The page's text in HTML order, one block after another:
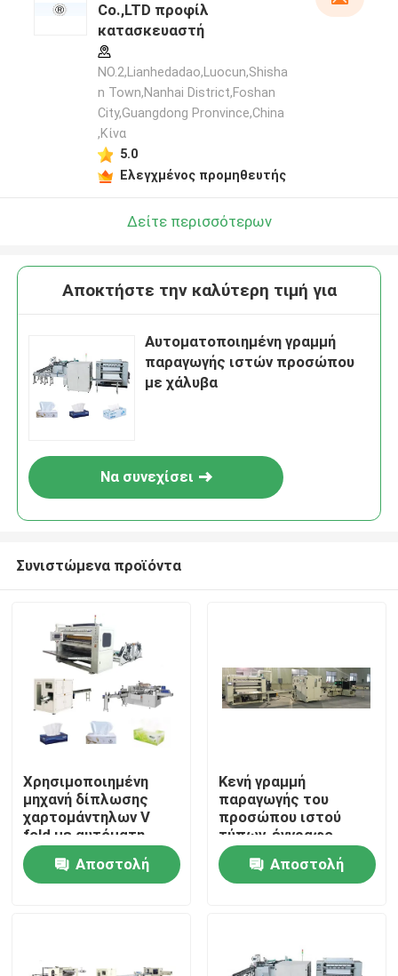
Σπίτι
Σχετικά με εμάς
Co.,LTD προφίλ
κατασκευαστή
NO.2,Lianhedadao,Luocun,Shisha
n Town,Nanhai District,Foshan
City,Guangdong Pronvince,China
,Κίνα
5.0
Ελεγχμένος προμηθευτής
Δείτε περισσότερων
Αποκτήστε την καλύτερη τιμή για
Αυτοματοποιημένη γραμμή
παραγωγής ιστών προσώπου
με χάλυβα
Να συνεχίσει
Συνιστώμενα προϊόντα
Χρησιμοποιημένη
μηχανή δίπλωσης
χαρτομάντηλων V
fold με αυτόματη
μηχανή συσκευασίας
υψηλής ταχύτητας
Αποστολή
Κενή γραμμή
παραγωγής του
προσώπου ιστού
τύπων, έγγραφο
ιστού που
μετατρέπει τη
μηχανή
Αποστολή